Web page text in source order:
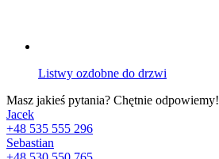
Listwy ozdobne do drzwi
Masz jakieś pytania? Chętnie odpowiemy!
Jacek
+48 535 555 296
Sebastian